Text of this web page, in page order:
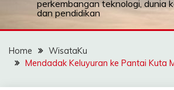
perkembangan teknologi, dunia
dan pendidikan
Home
WisataKu
Mendadak Keluyuran ke Pantai Kuta